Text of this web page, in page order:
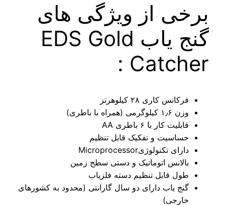
از ویژگی های
گنج یاب EDS Gold
فرکانس کاری ۲۸ کیلوهرتز
قابلیت کار با ۶ باطری AA
حساسیت و تفکیک قابل تنظیم
دارای تکنولوژیMicroprocessor
بالانس اتوماتیک و دستی سطح زمین
طول قابل تنظیم دسته فلزیاب
گنج یاب دارای دو سال گارانتی (محدود به کشورهای